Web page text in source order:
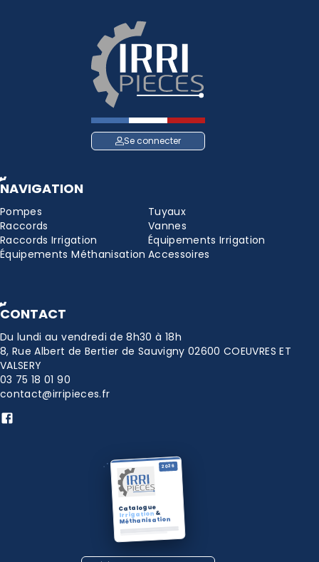
Se connecter
NAVIGATION
Pompes
Tuyaux
Raccords
Vannes
Raccords Irrigation
Équipements Irrigation
Équipements Méthanisation Accessoires
CONTACT
Du lundi au vendredi de 8h30 à 18h
8, Rue Albert de Bertier de Sauvigny 02600 COEUVRES ET
VALSERY
03 75 18 01 90
contact@irripieces.fr
Catalogue
Irrigation &
Méthanisation
2026